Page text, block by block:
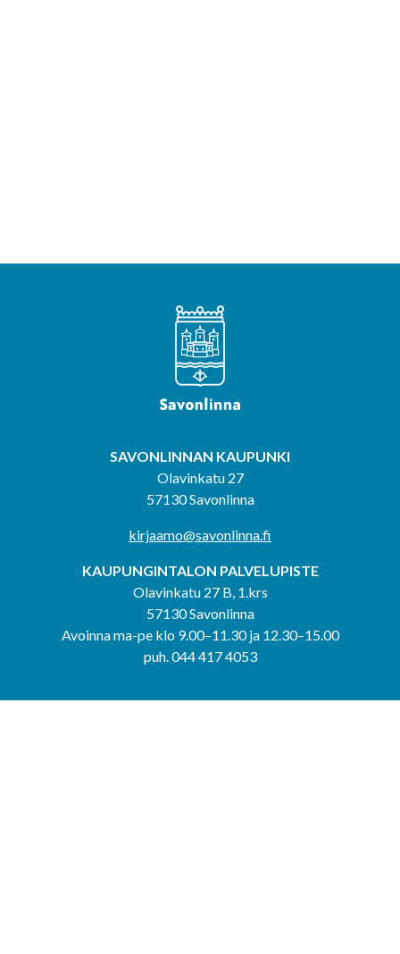
SAVONLINNAN KAUPUNKI
Olavinkatu 27
57130 Savonlinna
kirjaamo@savonlinna.fi
KAUPUNGINTALON PALVELUPISTE
Olavinkatu 27 B, 1.krs
57130 Savonlinna
Avoinna ma-pe klo 9.00–11.30 ja 12.30–15.00
puh. 044 417 4053